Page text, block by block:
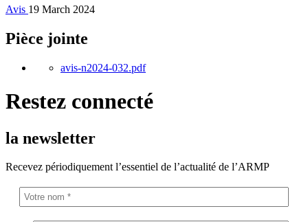
Avis 19 March 2024
Pièce jointe
avis-n2024-032.pdf
Restez connecté
la newsletter
Recevez périodiquement l’essentiel de l’actualité de l’ARMP